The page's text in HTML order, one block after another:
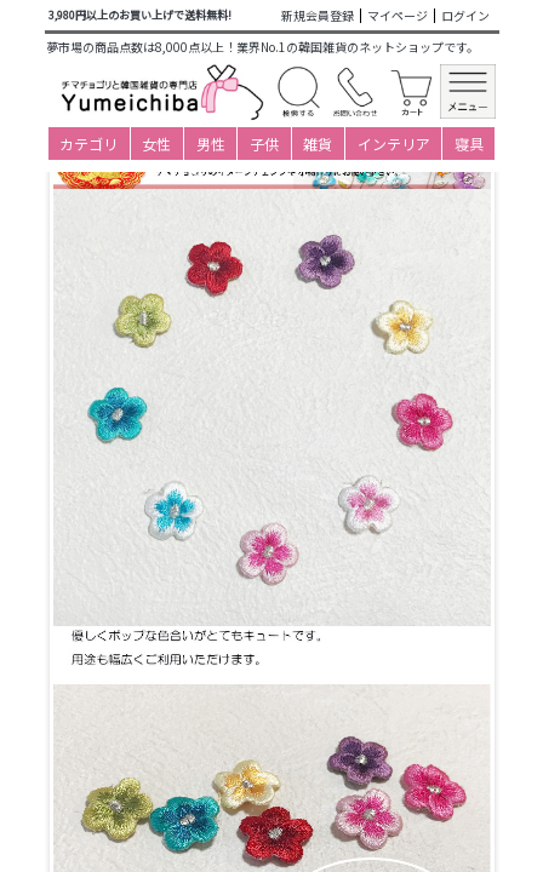
3,980円以上のお買い上げで送料無料! 新規会員登録 マイページ
ログイン
夢市場の商品点数は8,000点以上！業界No.1の韓国雑貨のネットショップです。
カテゴリ 女性 男性 子供 雑貨 インテリア 寝具
商品カテゴリ一覧>大人衣装小物下着>専用インナー類>ワ
ッペン・刺繍（アレンジ用）> 刺繍ワッペン・グラデーション
小花刺繍(1枚)